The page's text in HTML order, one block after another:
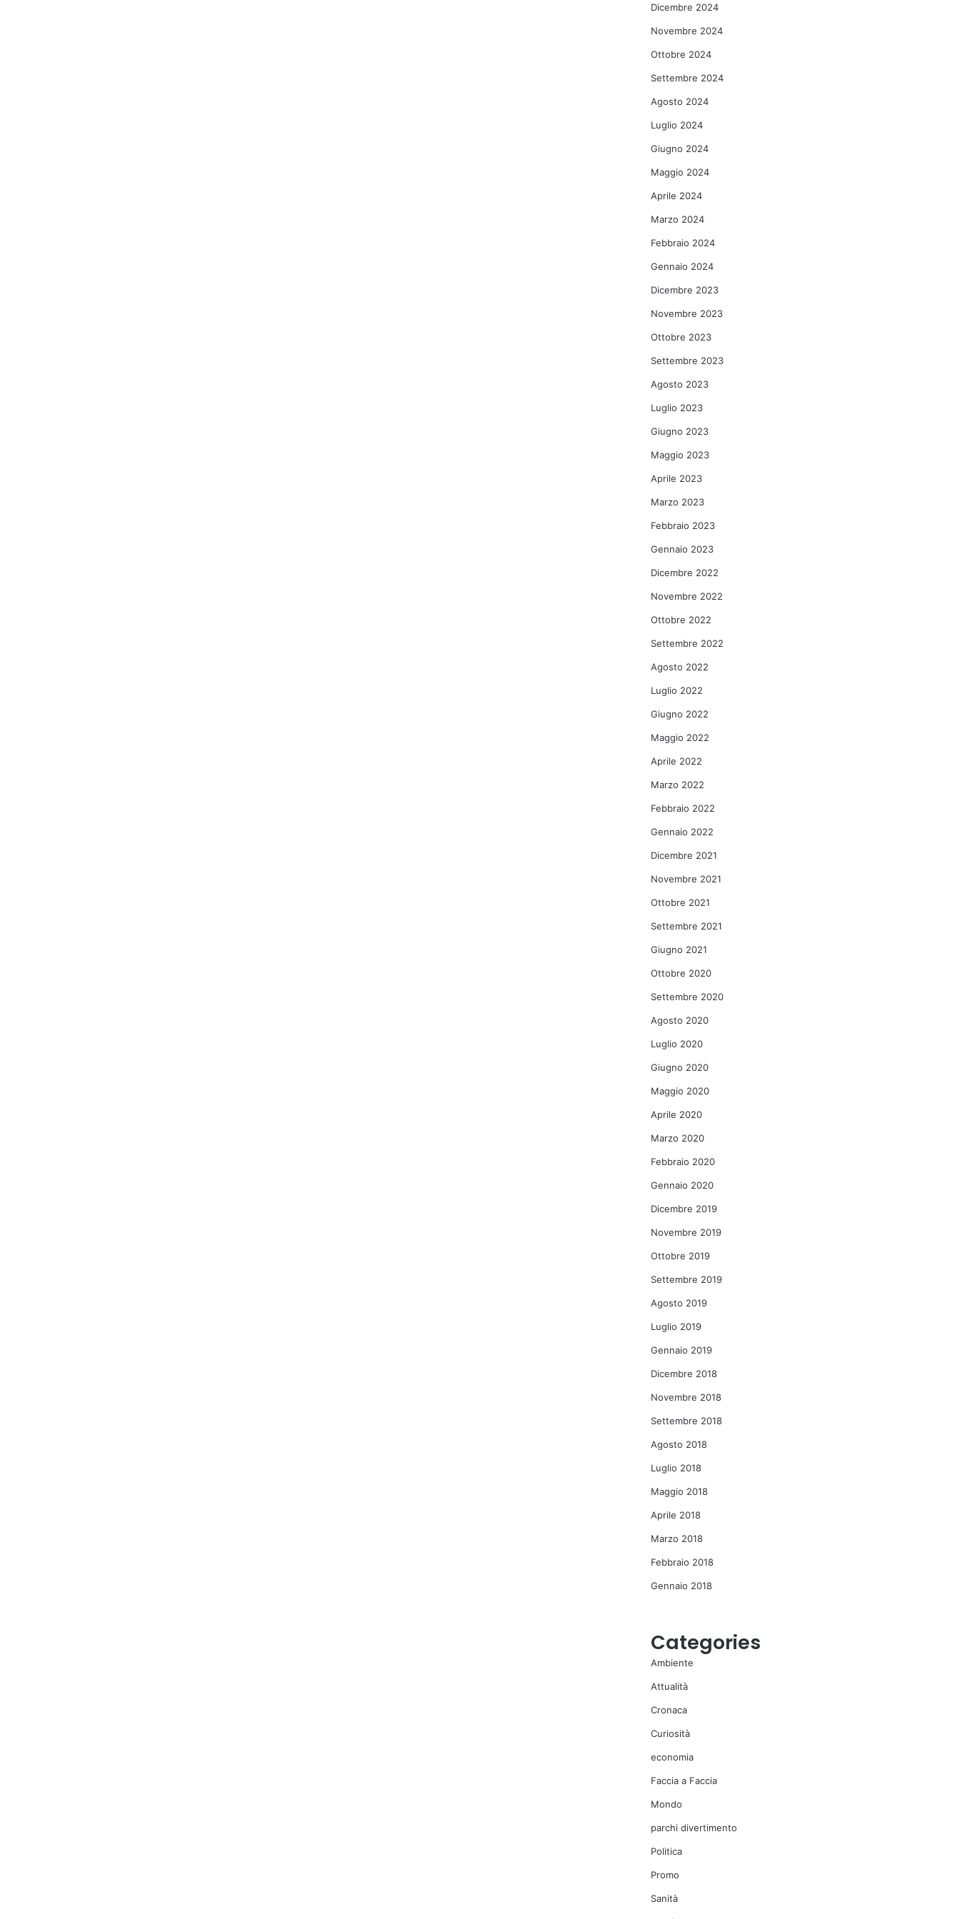
Dicembre 2024
Novembre 2024
Ottobre 2024
Settembre 2024
Agosto 2024
Luglio 2024
Giugno 2024
Maggio 2024
Aprile 2024
Marzo 2024
Febbraio 2024
Gennaio 2024
Dicembre 2023
Novembre 2023
Ottobre 2023
Settembre 2023
Agosto 2023
Luglio 2023
Giugno 2023
Maggio 2023
Aprile 2023
Marzo 2023
Febbraio 2023
Gennaio 2023
Dicembre 2022
Novembre 2022
Ottobre 2022
Settembre 2022
Agosto 2022
Luglio 2022
Giugno 2022
Maggio 2022
Aprile 2022
Marzo 2022
Febbraio 2022
Gennaio 2022
Dicembre 2021
Novembre 2021
Ottobre 2021
Settembre 2021
Giugno 2021
Ottobre 2020
Settembre 2020
Agosto 2020
Luglio 2020
Giugno 2020
Maggio 2020
Aprile 2020
Marzo 2020
Febbraio 2020
Gennaio 2020
Dicembre 2019
Novembre 2019
Ottobre 2019
Settembre 2019
Agosto 2019
Luglio 2019
Gennaio 2019
Dicembre 2018
Novembre 2018
Settembre 2018
Agosto 2018
Luglio 2018
Maggio 2018
Aprile 2018
Marzo 2018
Febbraio 2018
Gennaio 2018
Categories
Ambiente
Attualità
Cronaca
Curiosità
economia
Faccia a Faccia
Mondo
parchi divertimento
Politica
Promo
Sanità